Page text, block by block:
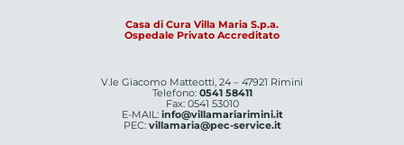
Casa di Cura Villa Maria S.p.a.
Ospedale Privato Accreditato
V.le Giacomo Matteotti, 24 – 47921 Rimini
Telefono: 0541 58411
Fax: 0541 53010
E-MAIL: info@villamariarimini.it
PEC: villamaria@pec-service.it